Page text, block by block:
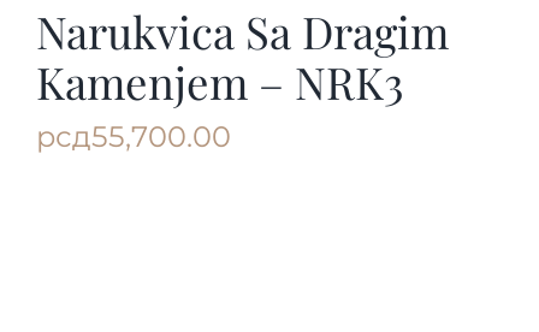
Prstenje
Narukvica Sa Dragim
Kamenjem – NRK3
рсд55,700.00